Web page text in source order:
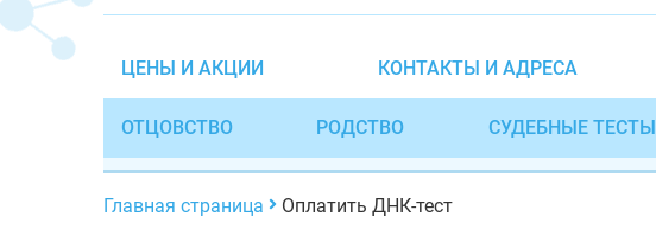
ЦЕНЫ И АКЦИИ КОНТАКТЫ И АДРЕСА
ОТЦОВСТВО РОДСТВО СУДЕБНЫЕ ТЕСТЫ
Главная страница Оплатить ДНК-тест